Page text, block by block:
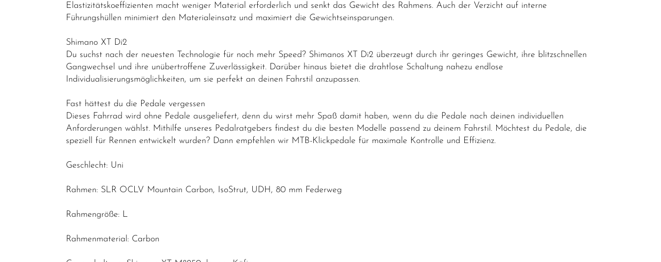
Elastizitätskoeffizienten macht weniger Material erforderlich und senkt das Gewicht des Rahmens. Auch der Verzicht auf interne
Führungshüllen minimiert den Materialeinsatz und maximiert die Gewichtseinsparungen.
Shimano XT Di2
Du suchst nach der neuesten Technologie für noch mehr Speed? Shimanos XT Di2 überzeugt durch ihr geringes Gewicht, ihre blitzschnellen
Gangwechsel und ihre unübertroffene Zuverlässigkeit. Darüber hinaus bietet die drahtlose Schaltung nahezu endlose
Individualisierungsmöglichkeiten, um sie perfekt an deinen Fahrstil anzupassen.
Fast hättest du die Pedale vergessen
Dieses Fahrrad wird ohne Pedale ausgeliefert, denn du wirst mehr Spaß damit haben, wenn du die Pedale nach deinen individuellen
Anforderungen wählst. Mithilfe unseres Pedalratgebers findest du die besten Modelle passend zu deinem Fahrstil. Möchtest du Pedale, die
speziell für Rennen entwickelt wurden? Dann empfehlen wir MTB-Klickpedale für maximale Kontrolle und Effizienz.
Geschlecht: Uni
Rahmen: SLR OCLV Mountain Carbon, IsoStrut, UDH, 80 mm Federweg
Rahmengröße: L
Rahmenmaterial: Carbon